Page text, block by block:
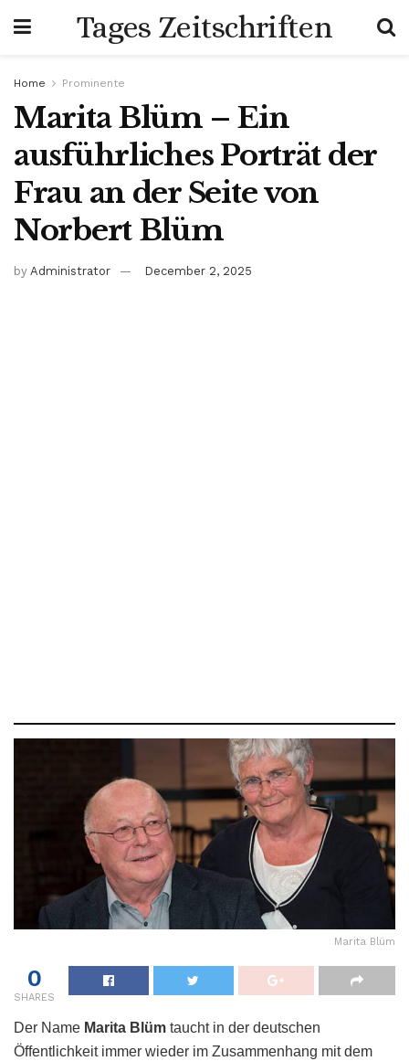
Tages Zeitschriften
Home Prominente
Marita Blüm – Ein
ausführliches Porträt der
Frau an der Seite von
Norbert Blüm
by Administrator December 2, 2025
Marita Blüm
0
SHARES
Der Name Marita Blüm taucht in der deutschen
Öffentlichkeit immer wieder im Zusammenhang mit dem